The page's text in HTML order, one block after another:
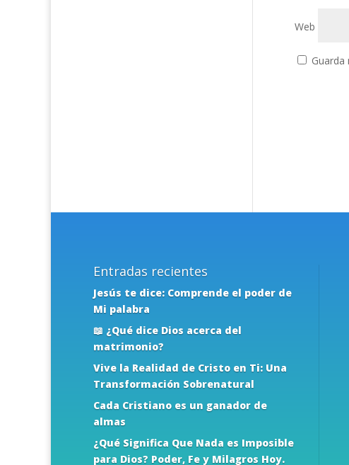
Web
Entradas recientes
Jesús te dice: Comprende el poder de
Mi palabra
📖 ¿Qué dice Dios acerca del
matrimonio?
Vive la Realidad de Cristo en Ti: Una
Transformación Sobrenatural
Cada Cristiano es un ganador de
almas
¿Qué Significa Que Nada es Imposible
para Dios? Poder, Fe y Milagros Hoy.